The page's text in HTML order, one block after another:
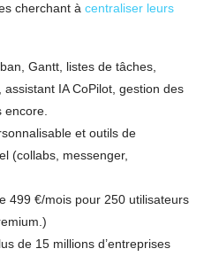
cherchant à centraliser leurs
Gantt, listes de tâches,
IA CoPilot, gestion des
encore.
et outils de
(collabs, messenger,
499 €/mois pour 250 utilisateurs
de 15 millions d’entreprises